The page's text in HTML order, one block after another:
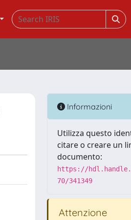
Informazioni
Utilizza questo
citare o creare un
documento:
https://
70/341349
Attenzione